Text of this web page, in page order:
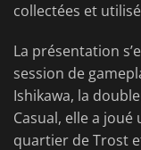
collectées et
La présentation
session de
Ishikawa, la
Casual, elle a
quartier de Trost